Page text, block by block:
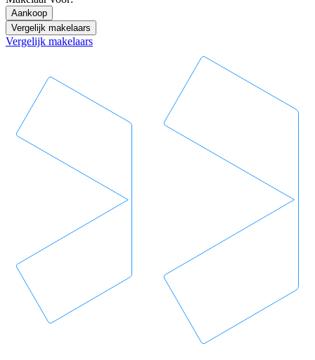
Aankoop
Vergelijk makelaars
Vergelijk makelaars